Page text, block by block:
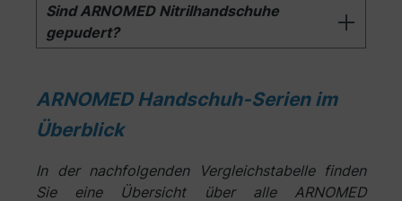
Sind ARNOMED Nitrilhandschuhe
gepudert?
ARNOMED Handschuh-Serien im
Überblick
In der nachfolgenden Vergleichstabelle finden
Sie eine Übersicht über alle ARNOMED